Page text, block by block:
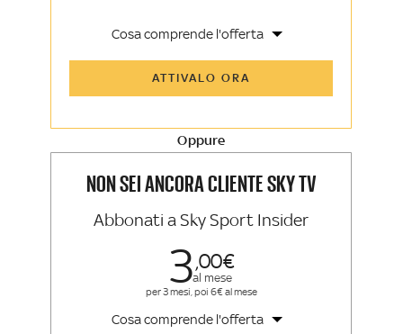
Cosa comprende l'offerta
Sky TG24 Insider
Sport e Sky TG24
La newsletter esclusiva di Sky Sport
ATTIVALO ORA
Oppure
NON SEI ANCORA CLIENTE SKY TV
Abbonati a Sky Sport Insider
300
al mese
per 3 mesi, poi 6€ al mese
Cosa comprende l'offerta